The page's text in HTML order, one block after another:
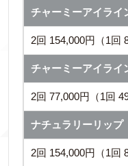
チャーミーアイライ
2回 154,000円（1回
チャーミーアイライ
2回 77,000円（1回
ナチュラリーリップ
2回 154,000円（1回